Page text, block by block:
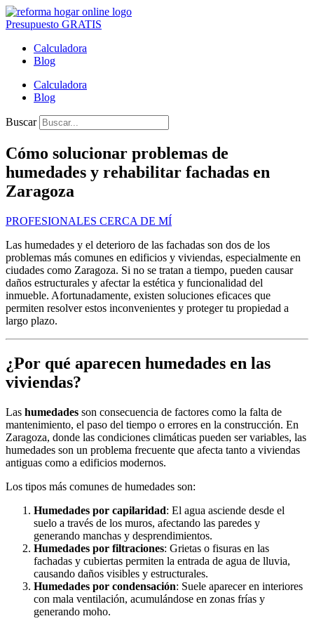
Presupuesto GRATIS
Calculadora
Blog
Calculadora
Blog
Buscar
Cómo solucionar problemas de
humedades y rehabilitar fachadas en
Zaragoza
PROFESIONALES CERCA DE MÍ
Las humedades y el deterioro de las fachadas son dos de los
problemas más comunes en edificios y viviendas, especialmente en
ciudades como Zaragoza. Si no se tratan a tiempo, pueden causar
daños estructurales y afectar la estética y funcionalidad del
inmueble. Afortunadamente, existen soluciones eficaces que
permiten resolver estos inconvenientes y proteger tu propiedad a
largo plazo.
¿Por qué aparecen humedades en las
viviendas?
Las humedades son consecuencia de factores como la falta de
mantenimiento, el paso del tiempo o errores en la construcción. En
Zaragoza, donde las condiciones climáticas pueden ser variables, las
humedades son un problema frecuente que afecta tanto a viviendas
antiguas como a edificios modernos.
Los tipos más comunes de humedades son:
Humedades por capilaridad: El agua asciende desde el
suelo a través de los muros, afectando las paredes y
generando manchas y desprendimientos.
Humedades por filtraciones: Grietas o fisuras en las
fachadas y cubiertas permiten la entrada de agua de lluvia,
causando daños visibles y estructurales.
Humedades por condensación: Suele aparecer en interiores
con mala ventilación, acumulándose en zonas frías y
generando moho.